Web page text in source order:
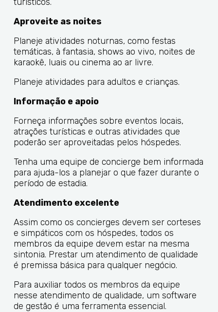
Aproveite as noites
Planeje atividades noturnas, como festas
temáticas, à fantasia, shows ao vivo, noites de
karaokê, luais ou cinema ao ar livre.
Planeje atividades para adultos e crianças.
Informação e apoio
Forneça informações sobre eventos locais,
atrações turísticas e outras atividades que
poderão ser aproveitadas pelos hóspedes.
Tenha uma equipe de concierge bem informada
para ajuda-los a planejar o que fazer durante o
período de estadia.
Atendimento excelente
Assim como os concierges devem ser corteses
e simpáticos com os hóspedes, todos os
membros da equipe devem estar na mesma
sintonia. Prestar um atendimento de qualidade
é premissa básica para qualquer negócio.
Para auxiliar todos os membros da equipe
nesse atendimento de qualidade, um software
de gestão é uma ferramenta essencial.